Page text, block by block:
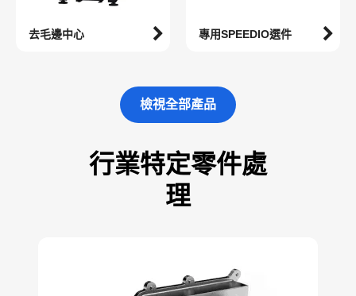
去毛邊中心 專用SPEEDIO選件
檢視全部產品
行業特定零件處
理